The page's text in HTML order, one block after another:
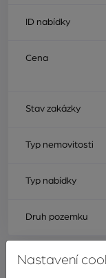
ID nabídky
Cena
Stav zakázky
Typ nemovitosti
Typ nabídky
Druh pozemku
Nastavení